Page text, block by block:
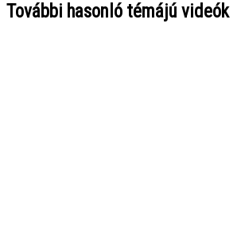
További hasonló témájú videók